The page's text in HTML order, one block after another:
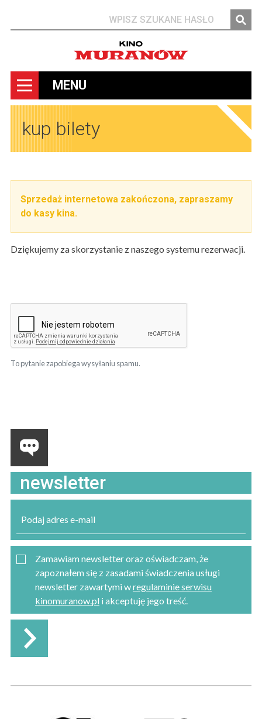
MENU
kup bilety
Sprzedaż internetowa zakończona, zapraszamy
do kasy kina.
Dziękujemy za skorzystanie z naszego systemu rezerwacji.
To pytanie zapobiega wysyłaniu spamu.
newsletter
Zamawiam newsletter oraz oświadczam, że
zapoznałem się z zasadami świadczenia usługi
newsletter zawartymi wregulaminie serwisu
kinomuranow.pl i akceptuję jego treść.